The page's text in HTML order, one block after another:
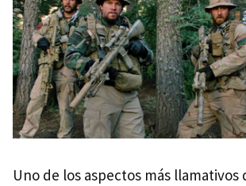
Uno de los aspectos más llamativos